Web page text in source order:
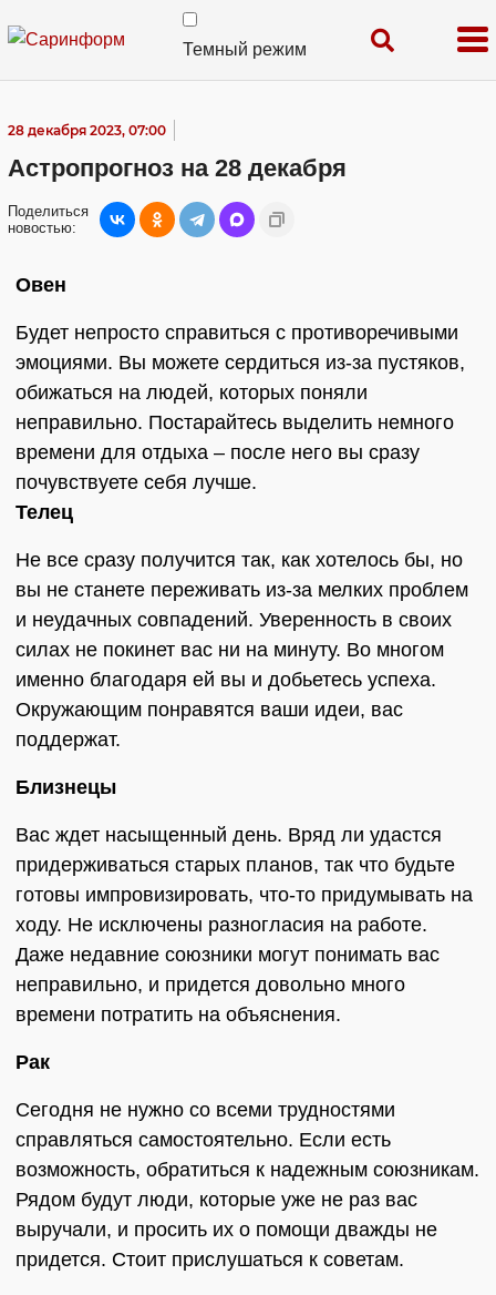
Темный режим
28 декабря 2023, 07:00
Астропрогноз на 28 декабря
Поделиться
новостью:
Овен
Будет непросто справиться с противоречивыми
эмоциями. Вы можете сердиться из-за пустяков,
обижаться на людей, которых поняли
неправильно. Постарайтесь выделить немного
времени для отдыха – после него вы сразу
почувствуете себя лучше.
Телец
Не все сразу получится так, как хотелось бы, но
вы не станете переживать из-за мелких проблем
и неудачных совпадений. Уверенность в своих
силах не покинет вас ни на минуту. Во многом
именно благодаря ей вы и добьетесь успеха.
Окружающим понравятся ваши идеи, вас
поддержат.
Близнецы
Вас ждет насыщенный день. Вряд ли удастся
придерживаться старых планов, так что будьте
готовы импровизировать, что-то придумывать на
ходу. Не исключены разногласия на работе.
Даже недавние союзники могут понимать вас
неправильно, и придется довольно много
времени потратить на объяснения.
Рак
Сегодня не нужно со всеми трудностями
справляться самостоятельно. Если есть
возможность, обратиться к надежным союзникам.
Рядом будут люди, которые уже не раз вас
выручали, и просить их о помощи дважды не
придется. Стоит прислушаться к советам.